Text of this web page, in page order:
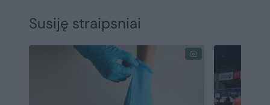
Susiję straipsniai